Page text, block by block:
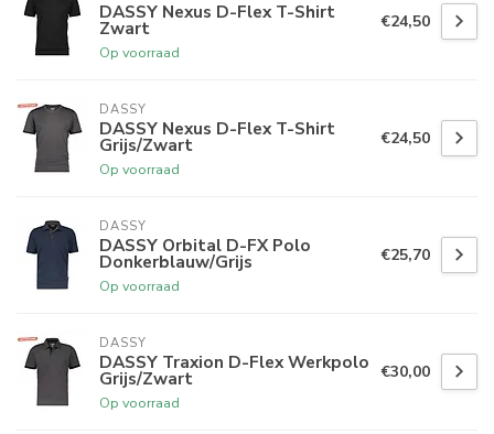
DASSY Nexus D-Flex T-Shirt
Zwart
Op voorraad
€24,50
DASSY
DASSY Nexus D-Flex T-Shirt
Grijs/Zwart
Op voorraad
€24,50
DASSY
DASSY Orbital D-FX Polo
Donkerblauw/Grijs
Op voorraad
€25,70
DASSY
DASSY Traxion D-Flex Werkpolo
Grijs/Zwart
Op voorraad
€30,00